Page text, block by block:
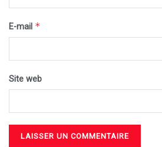
E-mail *
Site web